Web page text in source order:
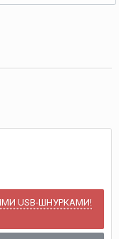
USB-ШНУРКАМИ!